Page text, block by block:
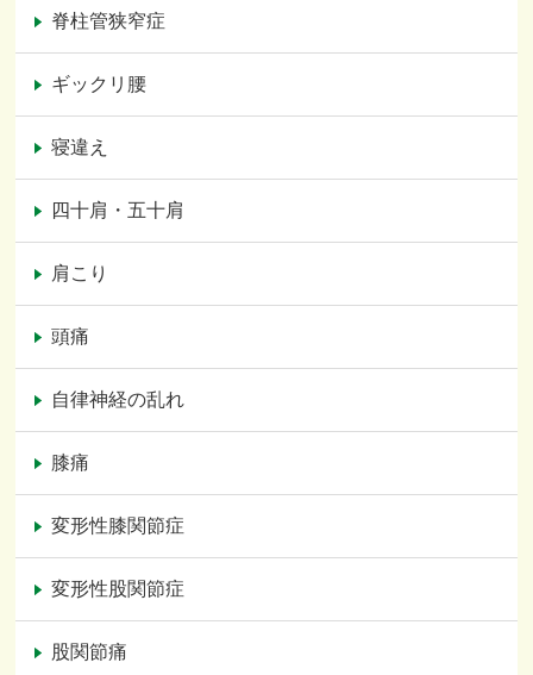
脊柱管狭窄症
ギックリ腰
寝違え
四十肩・五十肩
肩こり
頭痛
自律神経の乱れ
膝痛
変形性膝関節症
変形性股関節症
股関節痛